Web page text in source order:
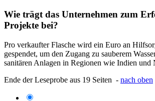
Wie trägt das Unternehmen zum
Projekte bei?
Pro verkaufter Flasche wird ein Euro an
gespendet, um den Zugang zu sauberem
sanitären Anlagen in Regionen wie Indien und
Ende der Leseprobe aus 19 Seiten - nach oben